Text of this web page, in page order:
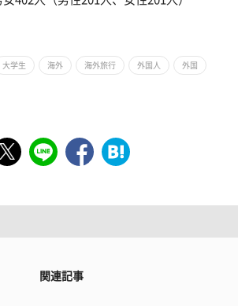
大学生 海外 海外旅行 外国人 外国
関連記事